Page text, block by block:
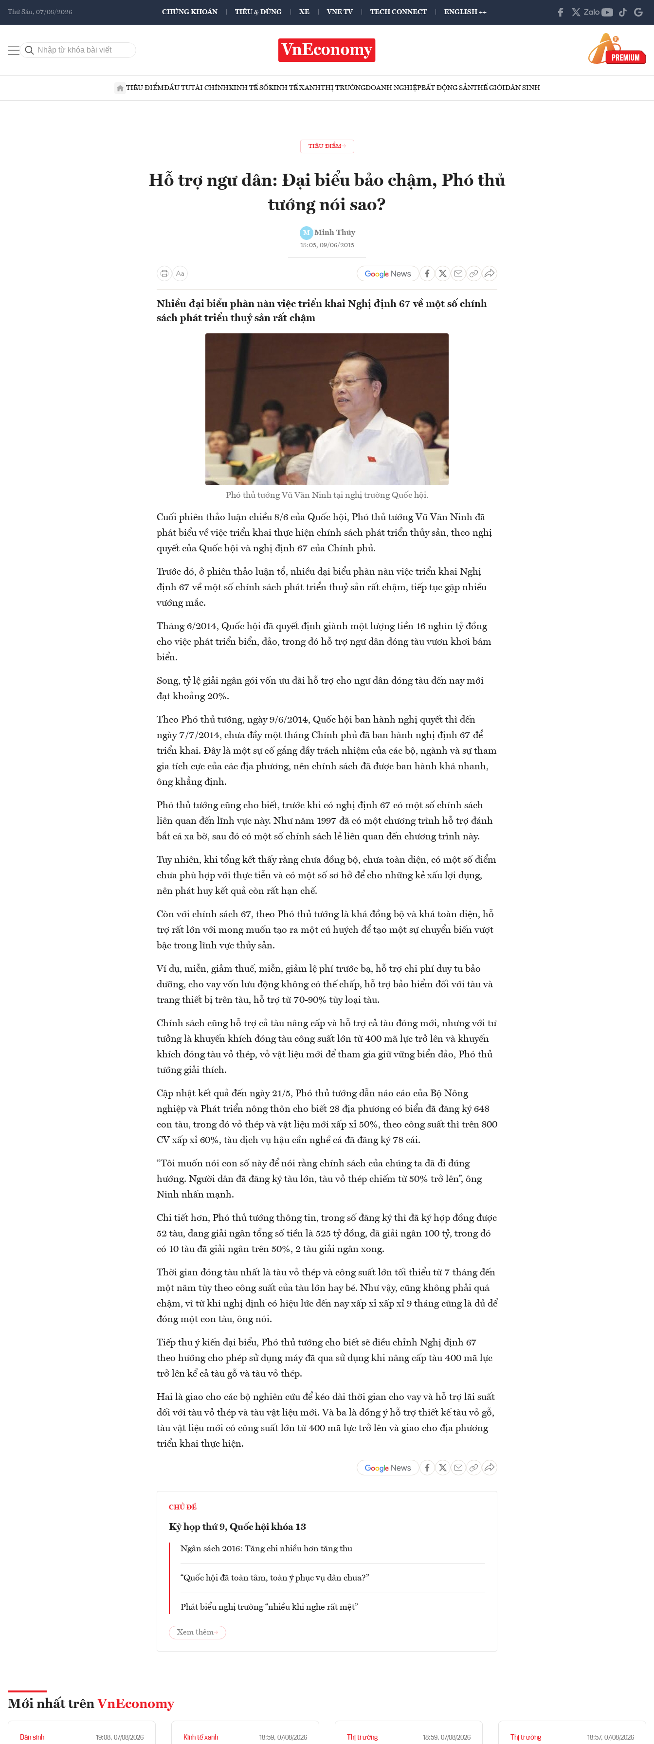
Thứ Sáu, 07/08/2026 CHỨNG KHOÁN TIÊU & DÙNG XE VNE TV TECH CONNECT ENGLISH ++
TIÊU ĐIỂMĐẦU TƯTÀI CHÍNHKINH TẾ SỐKINH TẾ XANHTHỊ TRƯỜNGDOANH NGHIỆPBẤT ĐỘNG SẢNTHẾ GIỚIDÂN SINH
TIÊU ĐIỂM
Hỗ trợ ngư dân: Đại biểu bảo chậm, Phó thủ
tướng nói sao?
M Minh Thúy
18:05, 09/06/2015
Nhiều đại biểu phàn nàn việc triển khai Nghị định 67 về một số chính
sách phát triển thuỷ sản rất chậm
Phó thủ tướng Vũ Văn Ninh tại nghị trường Quốc hội.
Cuối phiên thảo luận chiều 8/6 của Quốc hội, Phó thủ tướng Vũ Văn Ninh đã
phát biểu về việc triển khai thực hiện chính sách phát triển thủy sản, theo nghị
quyết của Quốc hội và nghị định 67 của Chính phủ.
Trước đó, ở phiên thảo luận tổ, nhiều đại biểu phàn nàn việc triển khai Nghị
định 67 về một số chính sách phát triển thuỷ sản rất chậm, tiếp tục gặp nhiều
vướng mắc.
Tháng 6/2014, Quốc hội đã quyết định giành một lượng tiền 16 nghìn tỷ đồng
cho việc phát triển biển, đảo, trong đó hỗ trợ ngư dân đóng tàu vươn khơi bám
biển.
Song, tỷ lệ giải ngân gói vốn ưu đãi hỗ trợ cho ngư dân đóng tàu đến nay mới
đạt khoảng 20%.
Theo Phó thủ tướng, ngày 9/6/2014, Quốc hội ban hành nghị quyết thì đến
ngày 7/7/2014, chưa đầy một tháng Chính phủ đã ban hành nghị định 67 để
triển khai. Đây là một sự cố gắng đầy trách nhiệm của các bộ, ngành và sự tham
gia tích cực của các địa phương, nên chính sách đã được ban hành khá nhanh,
ông khẳng định.
Phó thủ tướng cũng cho biết, trước khi có nghị định 67 có một số chính sách
liên quan đến lĩnh vực này. Như năm 1997 đã có một chương trình hỗ trợ đánh
bắt cá xa bờ, sau đó có một số chính sách lẻ liên quan đến chương trình này.
Tuy nhiên, khi tổng kết thấy rằng chưa đồng bộ, chưa toàn diện, có một số điểm
chưa phù hợp với thực tiễn và có một số sơ hở để cho những kẻ xấu lợi dụng,
nên phát huy kết quả còn rất hạn chế.
Còn với chính sách 67, theo Phó thủ tướng là khá đồng bộ và khá toàn diện, hỗ
trợ rất lớn với mong muốn tạo ra một cú huých để tạo một sự chuyển biến vượt
bậc trong lĩnh vực thủy sản.
Ví dụ, miễn, giảm thuế, miễn, giảm lệ phí trước bạ, hỗ trợ chi phí duy tu bảo
dưỡng, cho vay vốn lưu động không có thế chấp, hỗ trợ bảo hiểm đối với tàu và
trang thiết bị trên tàu, hỗ trợ từ 70-90% tùy loại tàu.
Chính sách cũng hỗ trợ cả tàu nâng cấp và hỗ trợ cả tàu đóng mới, nhưng với tư
tưởng là khuyến khích đóng tàu công suất lớn từ 400 mã lực trở lên và khuyến
khích đóng tàu vỏ thép, vỏ vật liệu mới để tham gia giữ vững biển đảo, Phó thủ
tướng giải thích.
Cập nhật kết quả đến ngày 21/5, Phó thủ tướng dẫn náo cáo của Bộ Nông
nghiệp và Phát triển nông thôn cho biết 28 địa phương có biển đã đăng ký 648
con tàu, trong đó vỏ thép và vật liệu mới xấp xỉ 50%, theo công suất thì trên 800
CV xấp xỉ 60%, tàu dịch vụ hậu cần nghề cá đã đăng ký 78 cái.
“Tôi muốn nói con số này để nói rằng chính sách của chúng ta đã đi đúng
hướng. Người dân đã đăng ký tàu lớn, tàu vỏ thép chiếm từ 50% trở lên”, ông
Ninh nhấn mạnh.
Chi tiết hơn, Phó thủ tướng thông tin, trong số đăng ký thì đã ký hợp đồng được
52 tàu, đang giải ngân tổng số tiền là 525 tỷ đồng, đã giải ngân 100 tỷ, trong đó
có 10 tàu đã giải ngân trên 50%, 2 tàu giải ngân xong.
Thời gian đóng tàu nhất là tàu vỏ thép và công suất lớn tối thiểu từ 7 tháng đến
một năm tùy theo công suất của tàu lớn hay bé. Như vậy, cũng không phải quá
chậm, vì từ khi nghị định có hiệu lức đến nay xấp xỉ xấp xỉ 9 tháng cũng là đủ để
đóng một con tàu, ông nói.
Tiếp thu ý kiến đại biểu, Phó thủ tướng cho biết sẽ điều chỉnh Nghị định 67
theo hướng cho phép sử dụng máy đã qua sử dụng khi nâng cấp tàu 400 mã lực
trở lên kể cả tàu gỗ và tàu vỏ thép.
Hai là giao cho các bộ nghiên cứu để kéo dài thời gian cho vay và hỗ trợ lãi suất
đối với tàu vỏ thép và tàu vật liệu mới. Và ba là đồng ý hỗ trợ thiết kế tàu vỏ gỗ,
tàu vật liệu mới có công suất lớn từ 400 mã lực trở lên và giao cho địa phương
triển khai thực hiện.
CHỦ ĐỀ
Kỳ họp thứ 9, Quốc hội khóa 13
Ngân sách 2016: Tăng chi nhiều hơn tăng thu
“Quốc hội đã toàn tâm, toàn ý phục vụ dân chưa?”
Phát biểu nghị trường “nhiều khi nghe rất mệt”
Xem thêm
Mới nhất trên VnEconomy
Dân sinh 19:08, 07/08/2026 Kinh tế xanh 18:59, 07/08/2026 Thị trường 18:59, 07/08/2026 Thị trường 18:57, 07/08/2026